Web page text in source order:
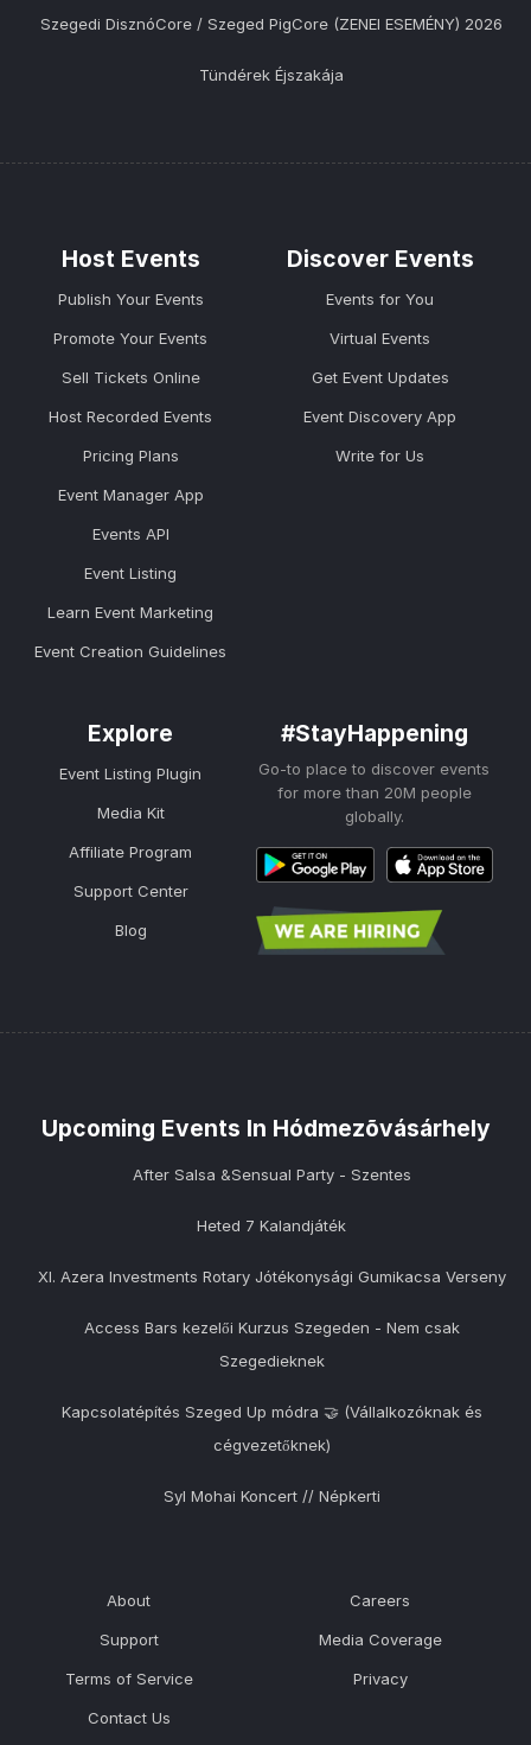
Szegedi DisznóCore / Szeged PigCore (ZENEI ESEMÉNY) 2026
Tündérek Éjszakája
Host Events
Publish Your Events
Promote Your Events
Sell Tickets Online
Host Recorded Events
Pricing Plans
Event Manager App
Events API
Event Listing
Learn Event Marketing
Event Creation Guidelines
Discover Events
Events for You
Virtual Events
Get Event Updates
Event Discovery App
Write for Us
Explore
Event Listing Plugin
Media Kit
Affiliate Program
Support Center
Blog
#StayHappening
Go-to place to discover events
for more than 20M people
globally.
Upcoming Events In Hódmezõvásárhely
After Salsa &Sensual Party - Szentes
Heted 7 Kalandjáték
XI. Azera Investments Rotary Jótékonysági Gumikacsa Verseny
Access Bars kezelői Kurzus Szegeden - Nem csak
Szegedieknek
Kapcsolatépítés Szeged Up módra 🤝 (Vállalkozóknak és
cégvezetőknek)
Syl Mohai Koncert // Népkerti
About Careers
Support Media Coverage
Terms of Service Privacy
Contact Us